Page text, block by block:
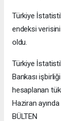
Türkiye
endeksi
oldu.
Türkiye
Bankası
hesaplanan
Haziran
BÜLTEN